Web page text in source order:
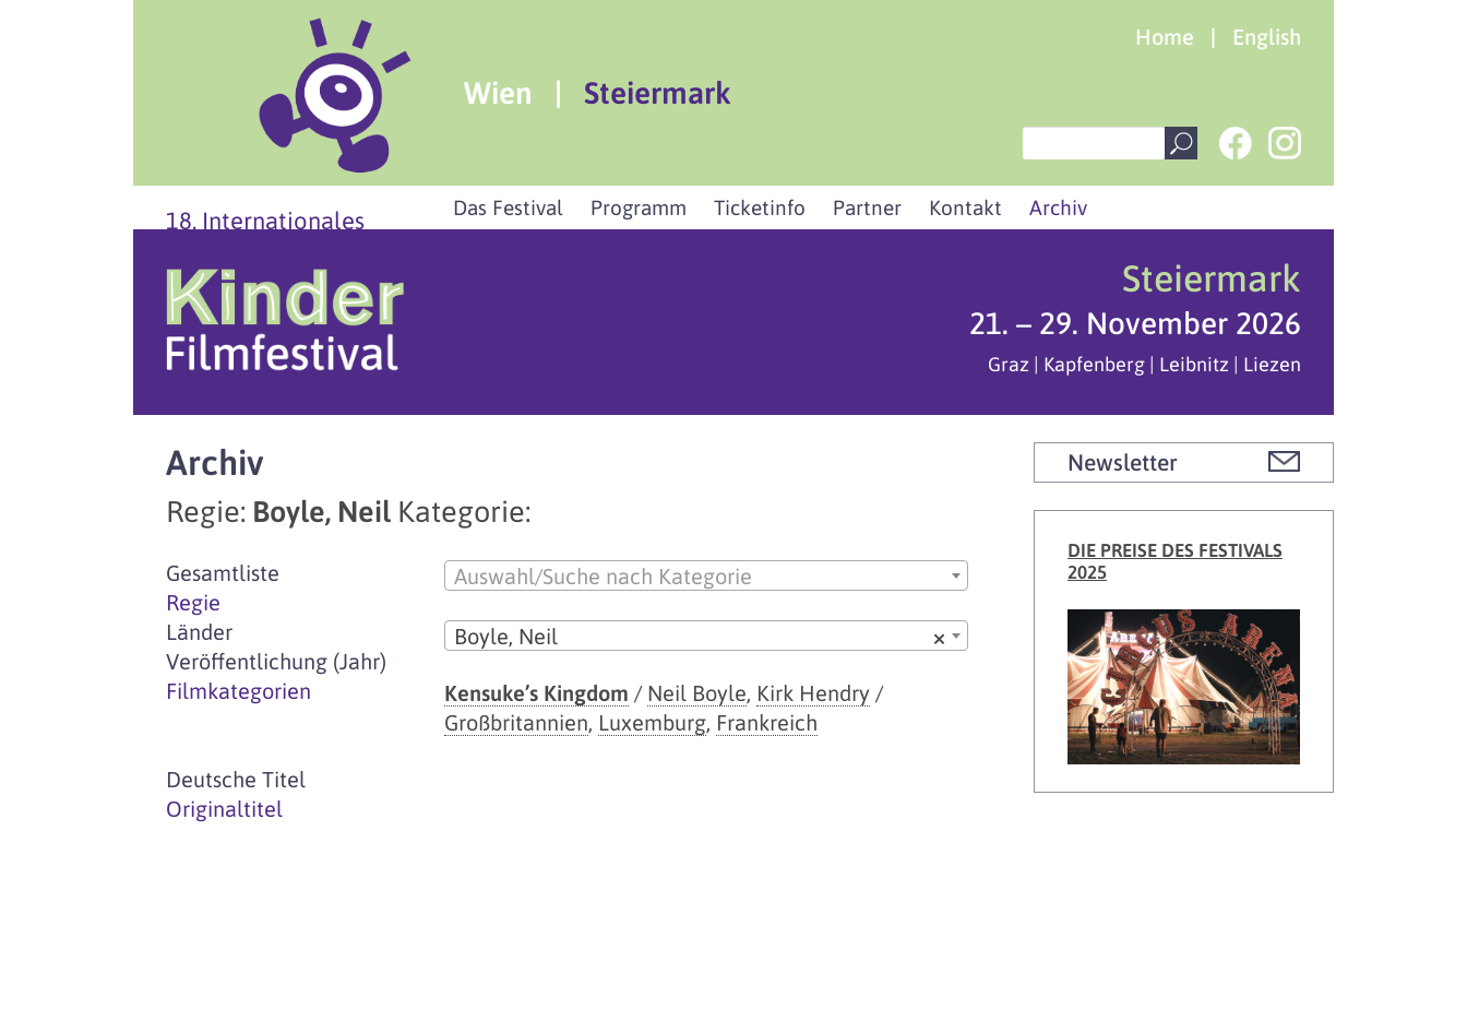
Home | English
Wien | Steiermark
18. Internationales Das Festival Programm Ticketinfo Partner Kontakt Archiv
Steiermark
21. – 29. November 2026
Graz | Kapfenberg | Leibnitz | Liezen
Archiv
Regie: Boyle, Neil Kategorie:
Gesamtliste
Regie
Länder
Veröffentlichung (Jahr)
Filmkategorien
Deutsche Titel
Originaltitel
Auswahl/Suche nach Kategorie
×
Boyle, Neil
Kensuke’s Kingdom / Neil Boyle Kirk Hendry /
Großbritannien Luxemburg Frankreich
Newsletter
DIE PREISE DES FESTIVALS
2025